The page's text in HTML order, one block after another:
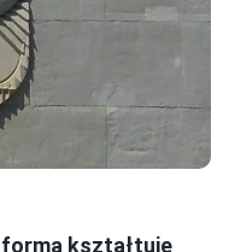
kształtuje